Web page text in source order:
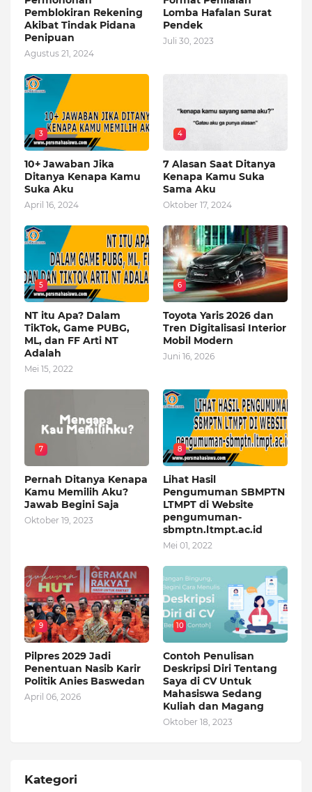
Pemblokiran Rekening
Akibat Tindak Pidana
Penipuan
Agustus 21, 2024
Lomba Hafalan Surat
Pendek
Juli 30, 2023
3
10+ Jawaban Jika
Ditanya Kenapa Kamu
Suka Aku
April 16, 2024
4
7 Alasan Saat Ditanya
Kenapa Kamu Suka
Sama Aku
Oktober 17, 2024
5
NT itu Apa? Dalam
TikTok, Game PUBG,
ML, dan FF Arti NT
Adalah
Mei 15, 2022
6
Toyota Yaris 2026 dan
Tren Digitalisasi Interior
Mobil Modern
Juni 16, 2026
7
Pernah Ditanya Kenapa
Kamu Memilih Aku?
Jawab Begini Saja
Oktober 19, 2023
8
Lihat Hasil
Pengumuman SBMPTN
LTMPT di Website
pengumuman-
sbmptn.ltmpt.ac.id
Mei 01, 2022
9
Pilpres 2029 Jadi
Penentuan Nasib Karir
Politik Anies Baswedan
April 06, 2026
10
Contoh Penulisan
Deskripsi Diri Tentang
Saya di CV Untuk
Mahasiswa Sedang
Kuliah dan Magang
Oktober 18, 2023
Kategori